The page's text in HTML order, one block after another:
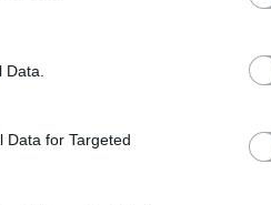
Data for Targeted